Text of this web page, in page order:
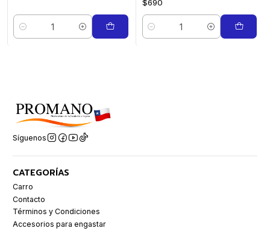
Cantidad
$690
Cantidad
Síguenos
CATEGORÍAS
Carro
Contacto
Términos y Condiciones
Accesorios para engastar